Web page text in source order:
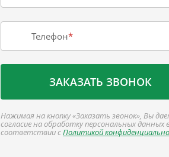
Телефон*
ЗАКАЗАТЬ ЗВОНОК
Нажимая на кнопку «Заказать звонок», Вы
согласие на обработку персональных данных
соответствии сПолитикой